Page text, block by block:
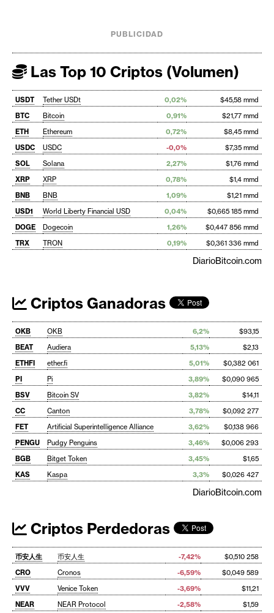
PUBLICIDAD
Las Top 10 Criptos (Volumen)
USDT Tether USDt 0,02%
$45,58 mmd
BTC
Bitcoin 0,91%
$21,77 mmd
ETH
Ethereum 0,72%
$8,45 mmd
USDC
USDC -0,0%
$7,35 mmd
SOL
Solana 2,27%
$1,76 mmd
XRP
XRP 0,78%
$1,4 mmd
BNB
BNB 1,09%
$1,21 mmd
USD1
World Liberty Financial USD 0,04%
$0,665 185 mmd
DOGE
Dogecoin 1,26%
$0,447 856 mmd
TRX
TRON 0,19% $0,361 336 mmd
DiarioBitcoin.com
Criptos Ganadoras
OKB OKB 6,2%
$93,15
BEAT
Audiera 5,13%
$2,13
ETHFI
ether.fi 5,01%
$0,382 061
PI
Pi 3,89%
$0,090 965
BSV
Bitcoin SV 3,82%
$14,11
CC
Canton 3,78%
$0,092 277
FET
Artificial Superintelligence Alliance 3,62%
$0,138 966
PENGU
Pudgy Penguins 3,46%
$0,006 293
BGB
Bitget Token 3,45%
$1,65
KAS
Kaspa 3,3% $0,026 427
DiarioBitcoin.com
Criptos Perdedoras
币安人生 币安人生 -7,42%
$0,510 258
CRO
Cronos -6,59%
$0,049 589
VVV
Venice Token -3,69%
$11,21
NEAR
NEAR Protocol -2,58% $1,59